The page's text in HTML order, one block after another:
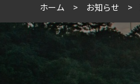
ホーム お知らせ